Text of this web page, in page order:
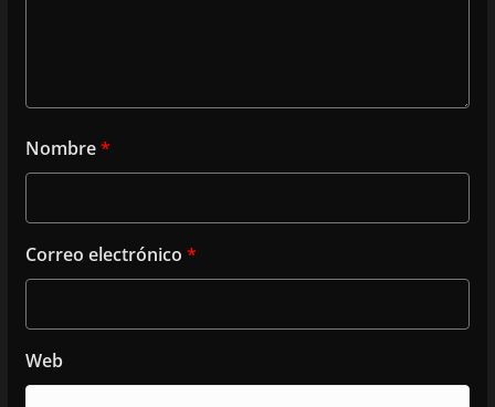
Nombre*
Correo electrónico *
Web